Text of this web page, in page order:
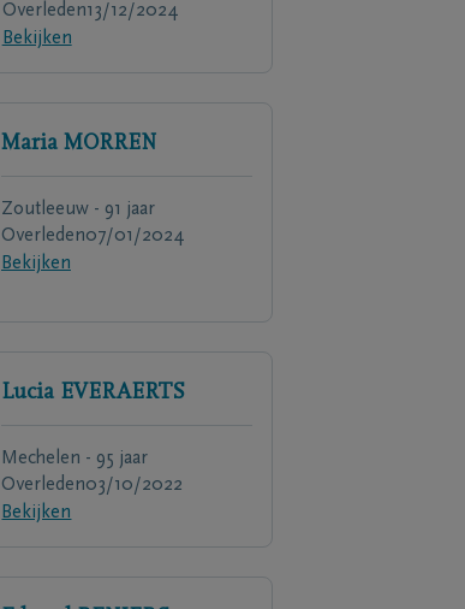
Overleden13/12/2024
Bekijken
Maria MORREN
Zoutleeuw - 91 jaar
Overleden07/01/2024
Bekijken
Lucia EVERAERTS
Mechelen - 95 jaar
Overleden03/10/2022
Bekijken